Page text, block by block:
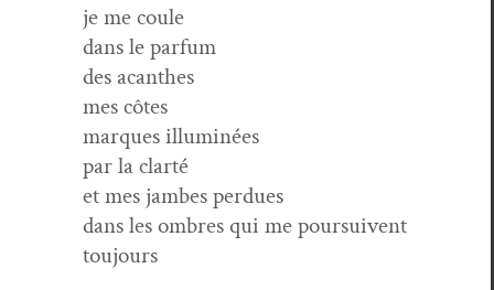
je me coule
dans le parfum
des acanthes
mes côtes
mar­ques illuminées
par la clarté
et mes jambes perdues
dans les ombres qui me pour­suiv­ent
toujours